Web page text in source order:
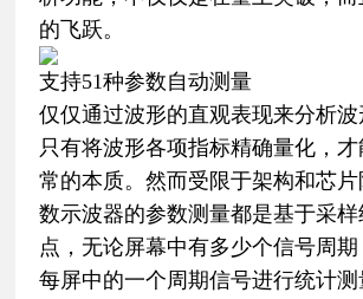
的飞跃。
支持51种参数自动测量
仅仅通过波形的直观表现来分析波
只有将波形各项指标精确量化，
常的本质。然而受限于架构和芯
数示波器的参数测量都是基于采
点，无论屏幕中有多少个信号周
每屏中的一个周期信号进行统计